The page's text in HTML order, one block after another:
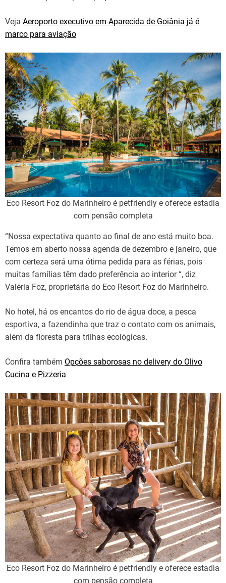
Veja Aeroporto executivo em Aparecida de Goiânia já é
marco para aviação
Eco Resort Foz do Marinheiro é petfriendly e oferece estadia
com pensão completa
“Nossa expectativa quanto ao final de ano está muito boa.
Temos em aberto nossa agenda de dezembro e janeiro, que
com certeza será uma ótima pedida para as férias, pois
muitas famílias têm dado preferência ao interior “, diz
Valéria Foz, proprietária do Eco Resort Foz do Marinheiro.
No hotel, há os encantos do rio de água doce, a pesca
esportiva, a fazendinha que traz o contato com os animais,
além da floresta para trilhas ecológicas.
Confira também Opções saborosas no delivery do Olivo
Cucina e Pizzeria
Eco Resort Foz do Marinheiro é petfriendly e oferece estadia
com pensão completa